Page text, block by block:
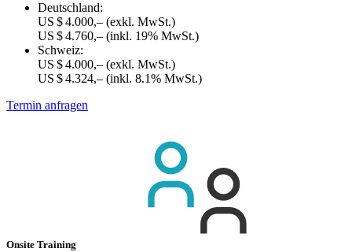
Deutschland:
US $ 4.000,– (exkl. MwSt.)
US $ 4.760,– (inkl. 19% MwSt.)
Schweiz:
US $ 4.000,– (exkl. MwSt.)
US $ 4.324,– (inkl. 8.1% MwSt.)
Termin anfragen
Onsite Training